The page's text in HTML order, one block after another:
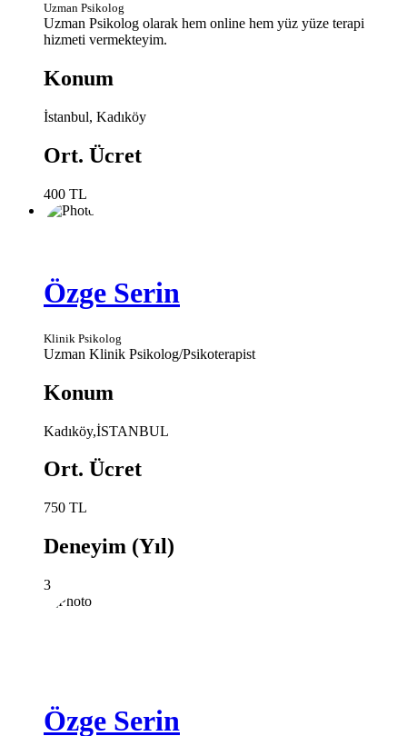
Uzman Psikolog
Uzman Psikolog olarak hem online hem yüz yüze terapi
hizmeti vermekteyim.
Konum
İstanbul, Kadıköy
Ort. Ücret
400 TL
Özge Serin
Klinik Psikolog
Uzman Klinik Psikolog/Psikoterapist
Konum
Kadıköy,İSTANBUL
Ort. Ücret
750 TL
Deneyim (Yıl)
3
Özge Serin